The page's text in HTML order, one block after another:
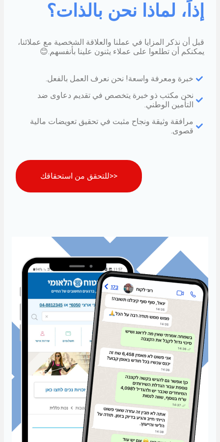
إذاً، لماذا نحن بالذات؟
قبل أن نذكر المزايا في عملنا والعلاقة الشخصية مع عملائنا،
يمكنكم أن تطلعوا على عملاء يثنون علينا بأنفسهم.😊
خبرة ومعرفة واسعة! نحن نعرف العمل بالفعل.
نحن مكتب ذو خبرة يتخصص في تقديم دعاوى ضد
التأمين الوطني.
مرافقة وثيقة ونجاح مثبت في تحقيق تعويضات مالية
قصوى.
<<للتحقق من استحقاقك